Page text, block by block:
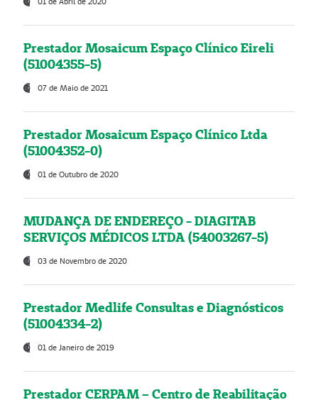
Prestador Mosaicum Espaço Clínico Eireli
(51004355-5)
07 de Maio de 2021
Prestador Mosaicum Espaço Clínico Ltda
(51004352-0)
01 de Outubro de 2020
MUDANÇA DE ENDEREÇO - DIAGITAB
SERVIÇOS MÉDICOS LTDA (54003267-5)
03 de Novembro de 2020
Prestador Medlife Consultas e Diagnósticos
(51004334-2)
01 de Janeiro de 2019
Prestador CERPAM – Centro de Reabilitação